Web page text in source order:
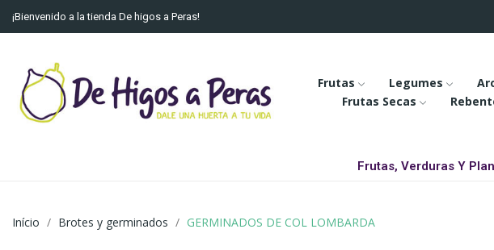
¡Bienvenido a la tienda De higos a Peras!
Frutas Legumes
Frutas Secas
Frutas, Verduras Y
Início Brotes y germinados GERMINADOS DE COL LOMBARDA